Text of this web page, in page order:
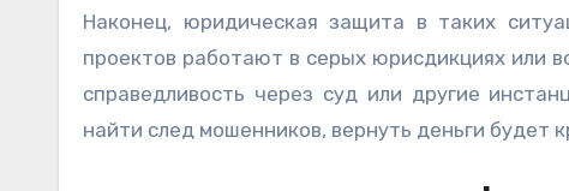
Наконец, юридическая защита в таких
проектов работают в серых юрисдикциях или
справедливость через суд или другие
найти след мошенников, вернуть деньги будет